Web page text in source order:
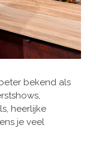
bekend als
heerlijke
je veel